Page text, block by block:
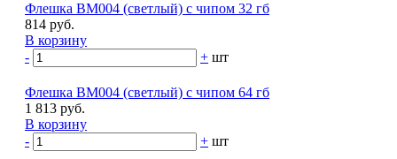
Флешка BM004 (светлый) с чипом 32 гб
814 руб.
В корзину
-
+ шт
Флешка BM004 (светлый) с чипом 64 гб
1 813 руб.
В корзину
-
+ шт